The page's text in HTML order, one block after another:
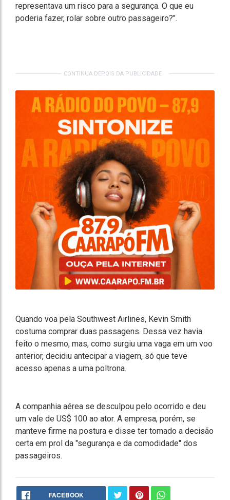
representava um risco para a segurança. O que eu
poderia fazer, rolar sobre outro passageiro?".
CONTINUA DEPOIS DA PUBLICIDADE
Quando voa pela Southwest Airlines, Kevin Smith
costuma comprar duas passagens. Dessa vez havia
feito o mesmo, mas, como surgiu uma vaga em um voo
anterior, decidiu antecipar a viagem, só que teve
acesso apenas a uma poltrona.
A companhia aérea se desculpou pelo ocorrido e deu
um vale de US$ 100 ao ator. A empresa, porém, se
manteve firme na postura e disse ter tomado a decisão
certa em prol da "segurança e da comodidade" dos
passageiros.
FACEBOOK